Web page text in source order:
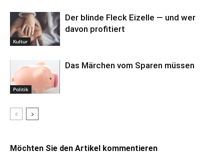
Kultur
Der blinde Fleck Eizelle — und wer
davon profitiert
Politik
Das Märchen vom Sparen müssen
Möchten Sie den Artikel kommentieren